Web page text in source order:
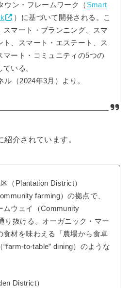
ウン・フレームワーク（ Smart
）に基づいて開発される。こ
スマート・プランニング、スマ
ト、スマート・エステート、ス
マート・コミュニティの5つの
いる。
（2024年3月）より。
介されています。
（Plantation District）
farming）の拠点で、
ムウェイ（Community
り抜ける。オーガニック・マー
食材を味わえる「農場から食卓
to-table” dining）のような
District）